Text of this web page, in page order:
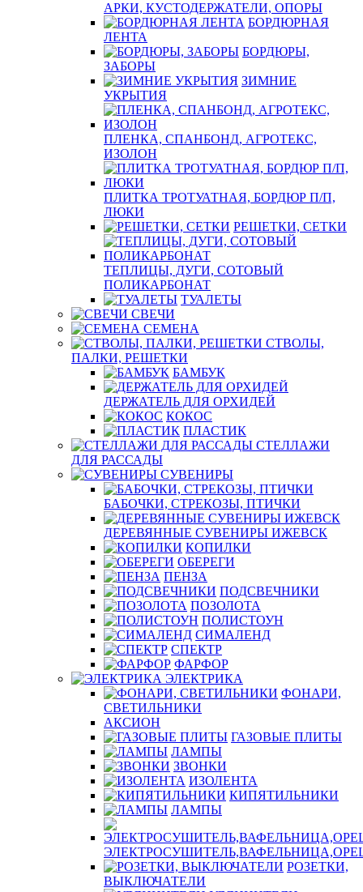
АРКИ, КУСТОДЕРЖАТЕЛИ, ОПОРЫ
БОРДЮРНАЯ
ЛЕНТА
БОРДЮРЫ,
ЗАБОРЫ
ЗИМНИЕ
УКРЫТИЯ
ПЛЕНКА, СПАНБОНД, АГРОТЕКС,
ИЗОЛОН
ПЛИТКА ТРОТУАТНАЯ, БОРДЮР П/П,
ЛЮКИ
РЕШЕТКИ, СЕТКИ
ТЕПЛИЦЫ, ДУГИ, СОТОВЫЙ
ПОЛИКАРБОНАТ
ТУАЛЕТЫ
СВЕЧИ
СЕМЕНА
СТВОЛЫ,
ПАЛКИ, РЕШЕТКИ
БАМБУК
ДЕРЖАТЕЛЬ ДЛЯ ОРХИДЕЙ
КОКОС
ПЛАСТИК
СТЕЛЛАЖИ
ДЛЯ РАССАДЫ
СУВЕНИРЫ
БАБОЧКИ, СТРЕКОЗЫ, ПТИЧКИ
ДЕРЕВЯННЫЕ СУВЕНИРЫ ИЖЕВСК
КОПИЛКИ
ОБЕРЕГИ
ПЕНЗА
ПОДСВЕЧНИКИ
ПОЗОЛОТА
ПОЛИСТОУН
СИМАЛЕНД
СПЕКТР
ФАРФОР
ЭЛЕКТРИКА
ФОНАРИ,
СВЕТИЛЬНИКИ
АКСИОН
ГАЗОВЫЕ ПЛИТЫ
ЛАМПЫ
ЗВОНКИ
ИЗОЛЕНТА
КИПЯТИЛЬНИКИ
ЛАМПЫ
РОЗЕТКИ,
ВЫКЛЮЧАТЕЛИ